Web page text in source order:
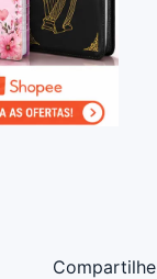
Compartilhe